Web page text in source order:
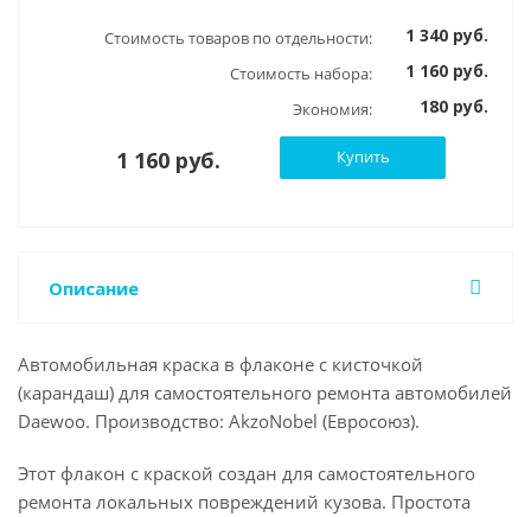
Стоимость товаров по отдельности: 1 340 руб.
Стоимость набора: 1 160 руб.
Экономия: 180 руб.
1 160 руб. Купить
Описание
Автомобильная краска в флаконе с кисточкой
(карандаш) для самостоятельного ремонта автомобилей
Daewoo. Производство: AkzoNobel (Евросоюз).
Этот флакон с краской создан для самостоятельного
ремонта локальных повреждений кузова. Простота